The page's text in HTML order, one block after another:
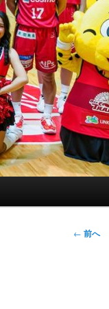
投
← 前へ